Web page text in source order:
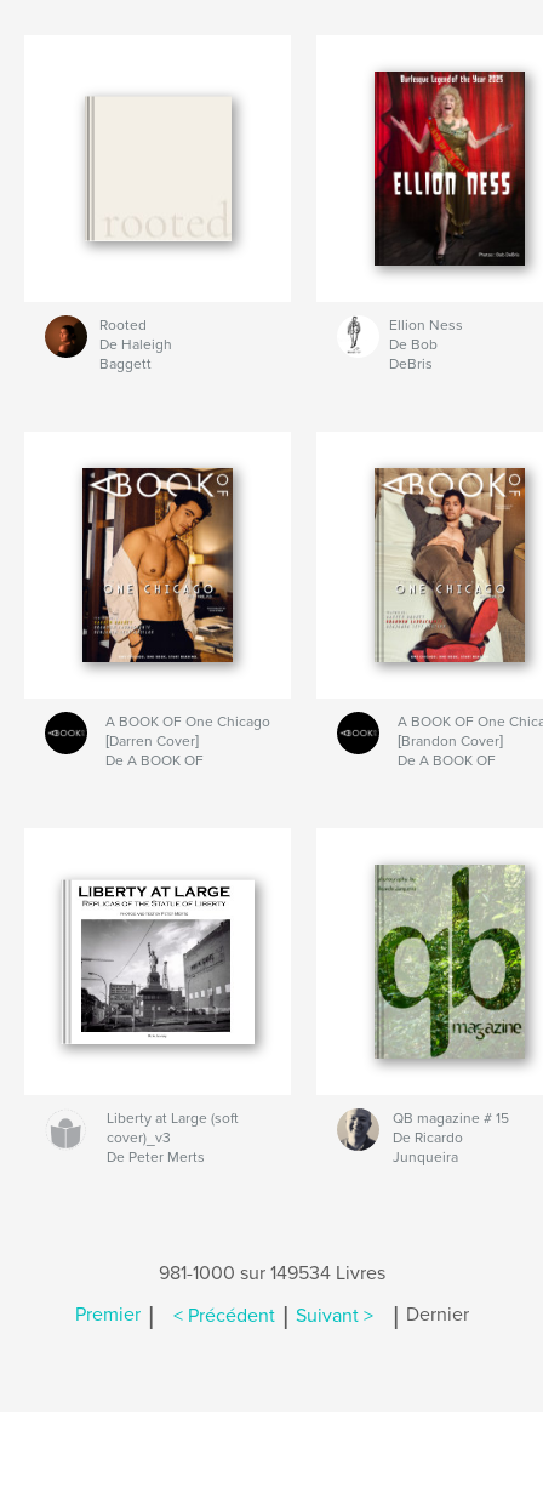
Rooted
De Haleigh
Baggett
Ellion Ness
De Bob
DeBris
A BOOK OF One Chicago
[Darren Cover]
De A BOOK OF
A BOOK OF One
[Brandon Cover]
De A BOOK OF
Liberty at Large (soft
cover)_v3
De Peter Merts
QB magazine # 15
De Ricardo
Junqueira
981-1000 sur 149534 Livres
Premier | < Précédent | Suivant > | Dernier